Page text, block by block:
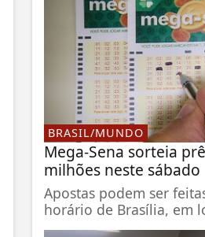
BRASIL/MUNDO
Mega-Sena sorteia
milhões neste sábado
Apostas podem ser
horário de Brasília, em